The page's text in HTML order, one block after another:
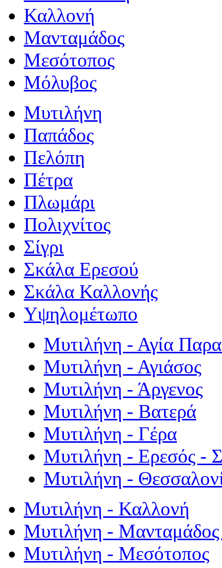
Καλλονή
Μανταμάδος
Μεσότοπος
Μόλυβος
Μυτιλήνη
Παπάδος
Πελόπη
Πέτρα
Πλωμάρι
Πολιχνίτος
Σίγρι
Σκάλα Ερεσού
Σκάλα Καλλονής
Υψηλομέτωπο
Μυτιλήνη - Αγία
Μυτιλήνη - Αγιάσος
Μυτιλήνη - Άργενος
Μυτιλήνη - Βατερά
Μυτιλήνη - Γέρα
Μυτιλήνη - Ερεσός -
Μυτιλήνη -
Μυτιλήνη - Καλλονή
Μυτιλήνη - Μανταμάδος
Μυτιλήνη - Μεσότοπος